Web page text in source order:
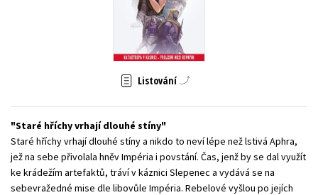
Zahraniční literatura
Všechny tituly
Listování
Staré hříchy vrhají dlouhé stíny
Staré hříchy vrhají dlouhé stíny a nikdo to neví lépe než lstivá Aphra,
jež na sebe přivolala hněv Impéria i povstání. Čas, jenž by se dal využít
ke krádežím artefaktů, tráví v káznici Slepenec a vydává se na
sebevražedné mise dle libovůle Impéria. Rebelové vyšlou po jejích